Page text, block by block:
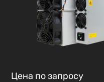
Цена по запросу